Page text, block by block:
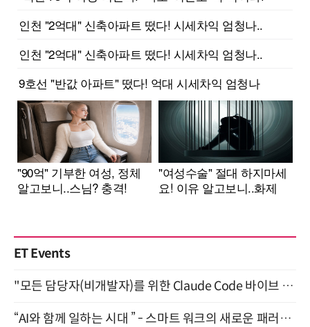
ET Events
"모든 담당자(비개발자)를 위한 Claude Code 바이브 코딩 2-day 부트캠프" 9월 16~17일 개최
“AI와 함께 일하는 시대 ” - 스마트 워크의 새로운 패러다임 (9/11)